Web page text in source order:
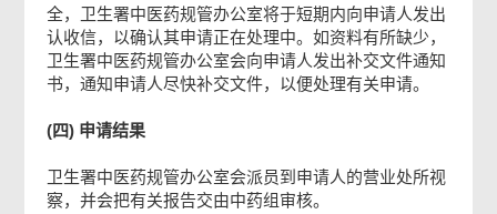
全，卫生署中医药规管办公室将于短期内向申请人发出
认收信，以确认其申请正在处理中。如资料有所缺少，
卫生署中医药规管办公室会向申请人发出补交文件通知
书，通知申请人尽快补交文件，以便处理有关申请。
(四) 申请结果
卫生署中医药规管办公室会派员到申请人的营业处所视
察，并会把有关报告交由中药组审核。